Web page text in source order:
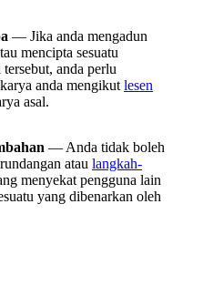
— Jika anda mengadun
mencipta sesuatu
anda perlu
anda mengikut lesen
asal.
— Anda tidak boleh
atau langkah-
menyekat pengguna lain
yang dibenarkan oleh